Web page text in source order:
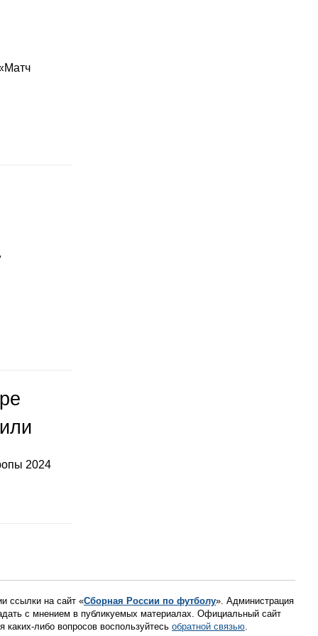
2024
ссылки на сайт «Сборная России по футболу». Администрация
с мнением в публикуемых материалах. Официальный сайт
либо вопросов воспользуйтесь обратной связью.